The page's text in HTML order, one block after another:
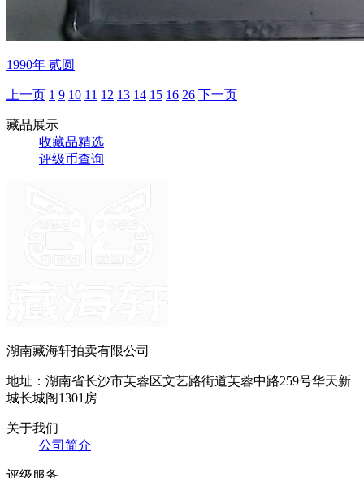
1990年 贰圆
上一页 1 9 10 11 12 13 14 15 16 26 下一页
藏品展示
收藏品精选
评级币查询
湖南藏海轩拍卖有限公司
地址：湖南省长沙市芙蓉区文艺路街道芙蓉中路259号华天新
城长城阁1301房
关于我们
公司简介
评级服务